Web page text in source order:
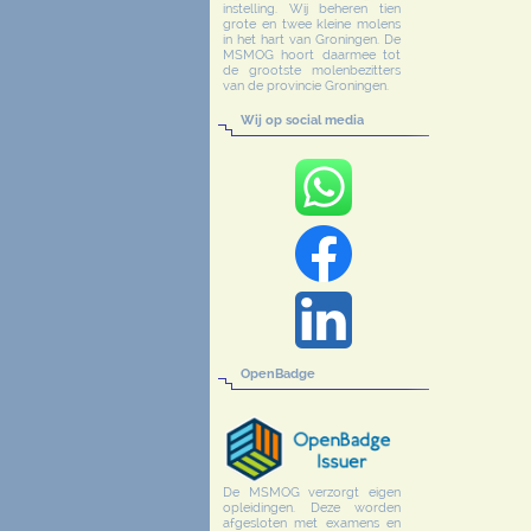
instelling. Wij beheren tien
grote en twee kleine molens
in het hart van Groningen. De
MSMOG hoort daarmee tot
de grootste molenbezitters
van de provincie Groningen.
Wij op social media
OpenBadge
De MSMOG verzorgt eigen
opleidingen. Deze worden
afgesloten met examens en